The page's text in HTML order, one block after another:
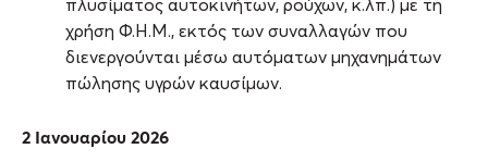
πλυσίματος αυτοκινήτων, ρούχων, κ.λπ.) με τη
χρήση Φ.Η.Μ., εκτός των συναλλαγών που
διενεργούνται μέσω αυτόματων μηχανημάτων
πώλησης υγρών καυσίμων.
2 Ιανουαρίου 2026